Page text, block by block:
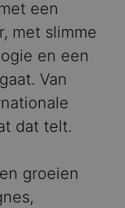
een
met slimme
en een
Van
dat telt.
groeien